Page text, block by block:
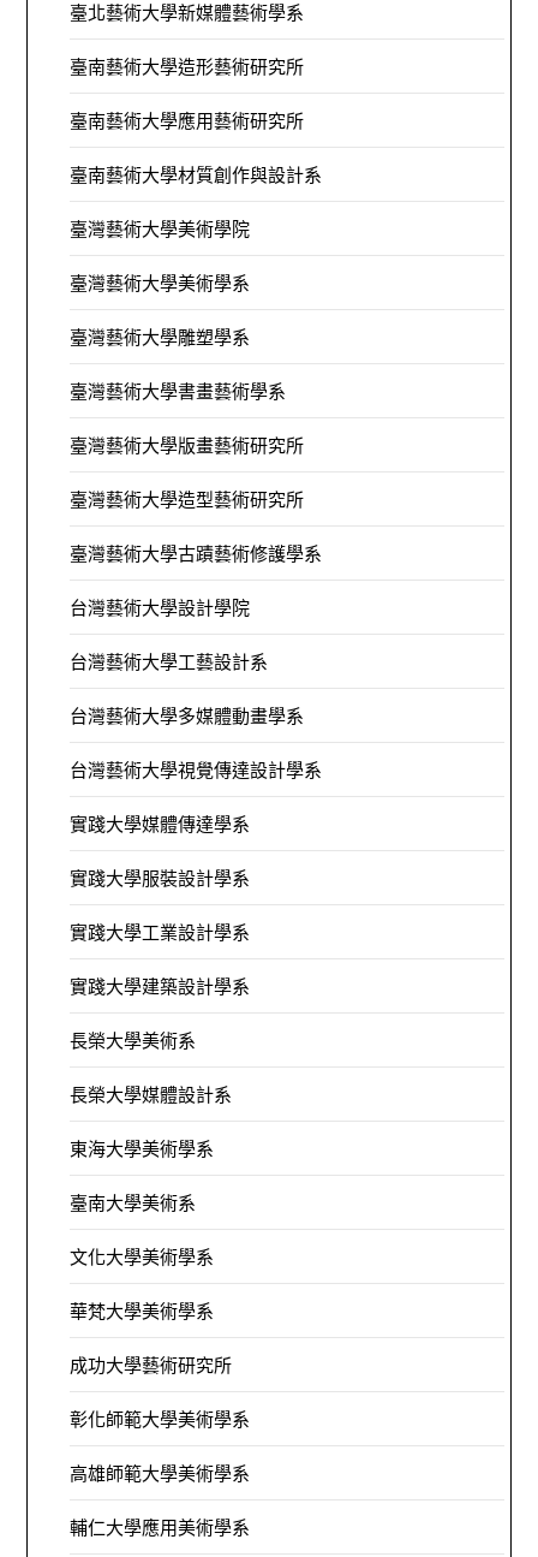
臺北藝術大學新媒體藝術學系
臺南藝術大學造形藝術研究所
臺南藝術大學應用藝術研究所
臺南藝術大學材質創作與設計系
臺灣藝術大學美術學院
臺灣藝術大學美術學系
臺灣藝術大學雕塑學系
臺灣藝術大學書畫藝術學系
臺灣藝術大學版畫藝術研究所
臺灣藝術大學造型藝術研究所
臺灣藝術大學古蹟藝術修護學系
台灣藝術大學設計學院
台灣藝術大學工藝設計系
台灣藝術大學多媒體動畫學系
台灣藝術大學視覺傳達設計學系
實踐大學媒體傳達學系
實踐大學服裝設計學系
實踐大學工業設計學系
實踐大學建築設計學系
長榮大學美術系
長榮大學媒體設計系
東海大學美術學系
臺南大學美術系
文化大學美術學系
華梵大學美術學系
成功大學藝術研究所
彰化師範大學美術學系
高雄師範大學美術學系
輔仁大學應用美術學系